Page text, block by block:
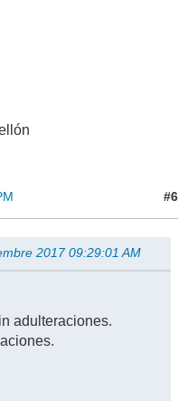
#6
2017 09:29:01 AM
adulteraciones.